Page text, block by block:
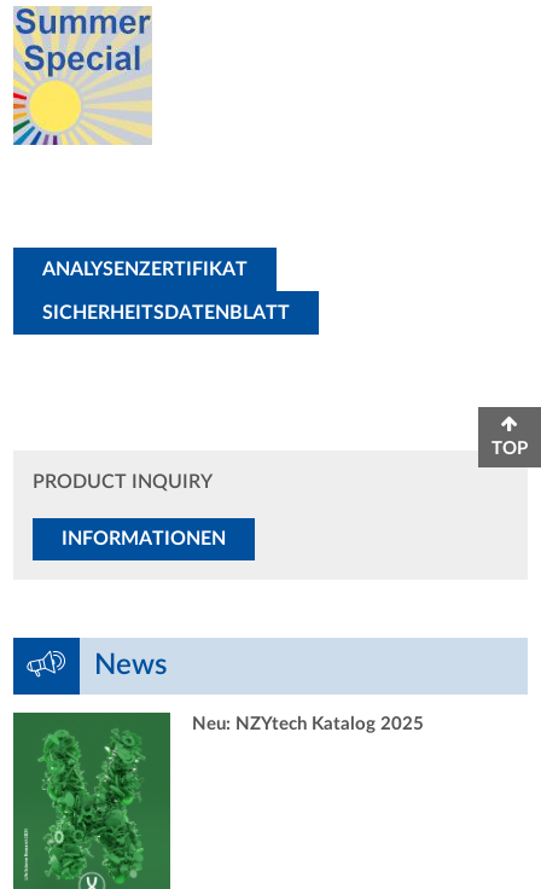
ANALYSENZERTIFIKAT
SICHERHEITSDATENBLATT
PRODUCT INQUIRY
INFORMATIONEN
News
Neu: NZYtech Katalog 2025
TOP